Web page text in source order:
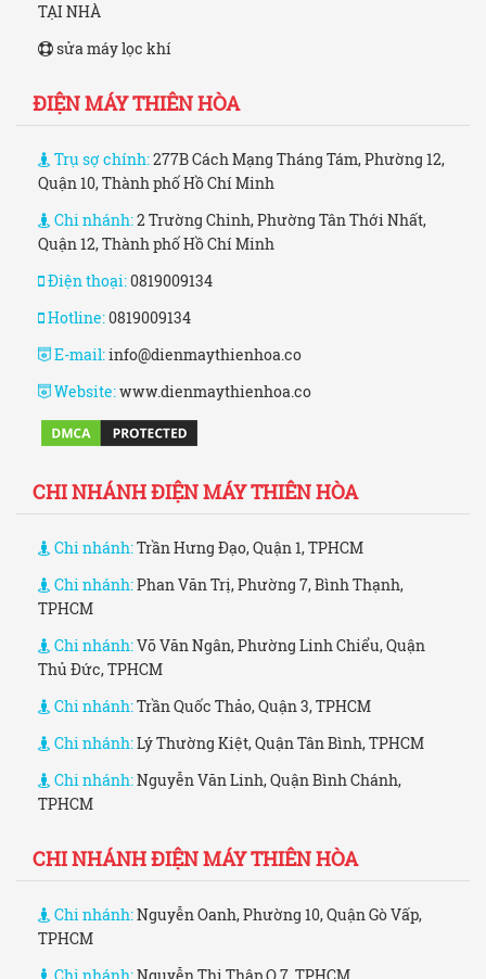
TẠI NHÀ
sửa máy lọc khí
ĐIỆN MÁY THIÊN HÒA
Trụ sợ chính:277B Cách Mạng Tháng Tám, Phường 12,
Quận 10, Thành phố Hồ Chí Minh
Chi nhánh:2 Trường Chinh, Phường Tân Thới Nhất,
Quận 12, Thành phố Hồ Chí Minh
Điện thoại:0819009134
Hotline:0819009134
E-mail:info@dienmaythienhoa.co
Website:www.dienmaythienhoa.co
CHI NHÁNH ĐIỆN MÁY THIÊN HÒA
Chi nhánh:Trần Hưng Đạo, Quận 1, TPHCM
Chi nhánh:Phan Văn Trị, Phường 7, Bình Thạnh,
TPHCM
Chi nhánh:Võ Văn Ngân, Phường Linh Chiểu, Quận
Thủ Đức, TPHCM
Chi nhánh:Trần Quốc Thảo, Quận 3, TPHCM
Chi nhánh:Lý Thường Kiệt, Quận Tân Bình, TPHCM
Chi nhánh:Nguyễn Văn Linh, Quận Bình Chánh,
TPHCM
CHI NHÁNH ĐIỆN MÁY THIÊN HÒA
Chi nhánh:Nguyễn Oanh, Phường 10, Quận Gò Vấp,
TPHCM